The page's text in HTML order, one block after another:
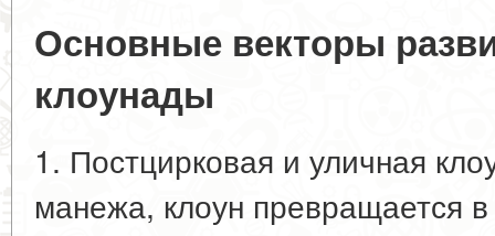
Основные векторы
клоунады
1. Постцирковая и уличная
манежа, клоун превращается